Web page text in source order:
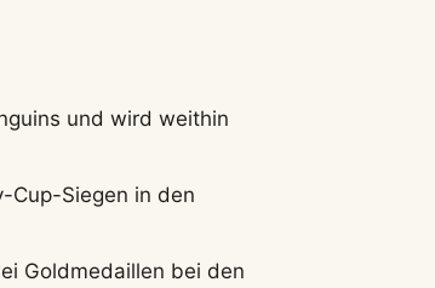
und wird weithin
Cup-Siegen in den
Goldmedaillen bei den